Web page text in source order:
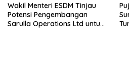
Wakil Menteri ESDM Tinjau
Potensi Pengembangan
Sarulla Operations Ltd untuk